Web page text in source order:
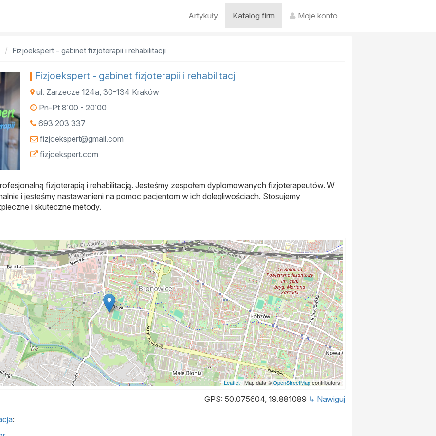
Artykuły Katalog firm Moje konto
Fizjoekspert - gabinet fizjoterapii i rehabilitacji
Fizjoekspert - gabinet fizjoterapii i rehabilitacji
ul. Zarzecze 124a,30-134 Kraków
Pn-Pt 8:00 - 20:00
693 203 337
fizjoekspert@gmail.com
fizjoekspert.com
fizjoterapią i rehabilitacją. Jesteśmy zespołem dyplomowanych fizjoterapeutów. W
i jesteśmy nastawanieni na pomoc pacjentom w ich dolegliwościach. Stosujemy
i skuteczne metody.
Leaflet| Map data ©OpenStreetMapcontributors
GPS: 50.075604, 19.881089 ↳ Nawiguj
: